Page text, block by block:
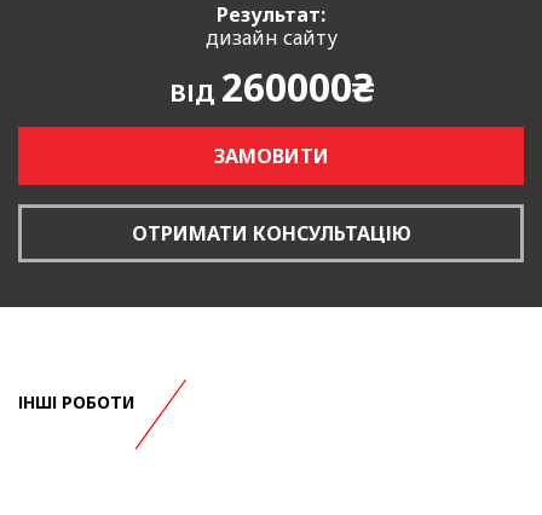
Результат:
дизайн сайту
ВІД 260000₴
ЗАМОВИТИ
ОТРИМАТИ КОНСУЛЬТАЦІЮ
ІНШІ РОБОТИ